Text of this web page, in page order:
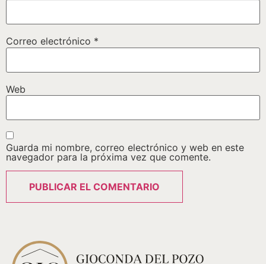
Correo electrónico *
Web
Guarda mi nombre, correo electrónico y web en este
navegador para la próxima vez que comente.